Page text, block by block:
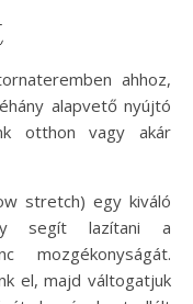
ahhoz,
alapvető nyújtó
otthon vagy akár
stretch) egy kiváló
segít lazítani a
el, majd váltogatjuk